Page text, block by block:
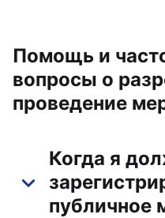
Помощь и
вопросы о
проведение
Когда я
публичное